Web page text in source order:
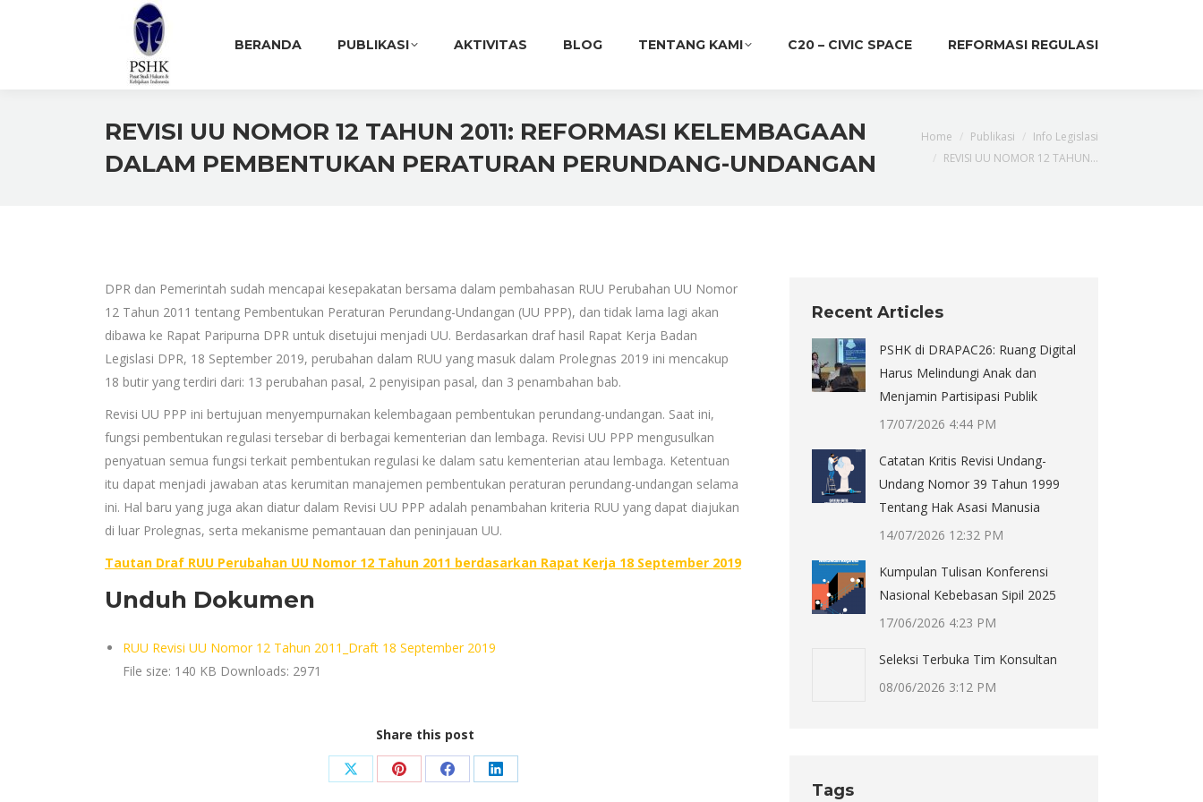
BERANDA PUBLIKASI AKTIVITAS BLOG TENTANG KAMI C20 – CIVIC SPACE REFORMASI REGULASI
REVISI UU NOMOR 12 TAHUN 2011: REFORMASI KELEMBAGAAN
DALAM PEMBENTUKAN PERATURAN PERUNDANG-UNDANGAN
You are here:
Home Publikasi
Info Legislasi
REVISI UU NOMOR 12 TAHUN…
DPR dan Pemerintah sudah mencapai kesepakatan bersama dalam pembahasan RUU Perubahan UU Nomor
12 Tahun 2011 tentang Pembentukan Peraturan Perundang-Undangan (UU PPP), dan tidak lama lagi akan
dibawa ke Rapat Paripurna DPR untuk disetujui menjadi UU. Berdasarkan draf hasil Rapat Kerja Badan
Legislasi DPR, 18 September 2019, perubahan dalam RUU yang masuk dalam Prolegnas 2019 ini mencakup
18 butir yang terdiri dari: 13 perubahan pasal, 2 penyisipan pasal, dan 3 penambahan bab.
Revisi UU PPP ini bertujuan menyempurnakan kelembagaan pembentukan perundang-undangan. Saat ini,
fungsi pembentukan regulasi tersebar di berbagai kementerian dan lembaga. Revisi UU PPP mengusulkan
penyatuan semua fungsi terkait pembentukan regulasi ke dalam satu kementerian atau lembaga. Ketentuan
itu dapat menjadi jawaban atas kerumitan manajemen pembentukan peraturan perundang-undangan selama
ini. Hal baru yang juga akan diatur dalam Revisi UU PPP adalah penambahan kriteria RUU yang dapat diajukan
di luar Prolegnas, serta mekanisme pemantauan dan peninjauan UU.
Tautan Draf RUU Perubahan UU Nomor 12 Tahun 2011 berdasarkan Rapat Kerja 18 September 2019
Unduh Dokumen
RUU Revisi UU Nomor 12 Tahun 2011_Draft 18 September 2019
File size: 140 KB Downloads: 2971
Share this post
Share Share Share Share
Recent Articles
PSHK di DRAPAC26: Ruang Digital
Harus Melindungi Anak dan
Menjamin Partisipasi Publik
17/07/2026 4:44 PM
Catatan Kritis Revisi Undang-
Undang Nomor 39 Tahun 1999
Tentang Hak Asasi Manusia
14/07/2026 12:32 PM
Kumpulan Tulisan Konferensi
Nasional Kebebasan Sipil 2025
17/06/2026 4:23 PM
Seleksi Terbuka Tim Konsultan
08/06/2026 3:12 PM
Tags